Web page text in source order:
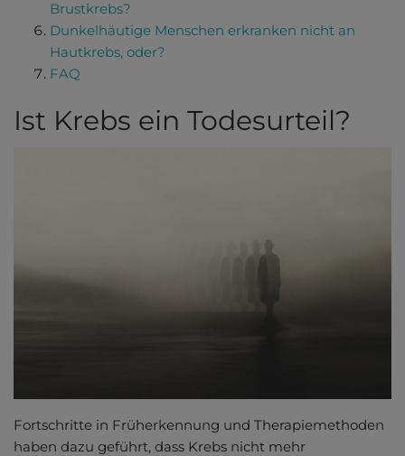
Brustkrebs?
Dunkelhäutige Menschen erkranken nicht an
Hautkrebs, oder?
FAQ
Ist Krebs ein Todesurteil?
Fortschritte in Früherkennung und Therapiemethoden
haben dazu geführt, dass Krebs nicht mehr